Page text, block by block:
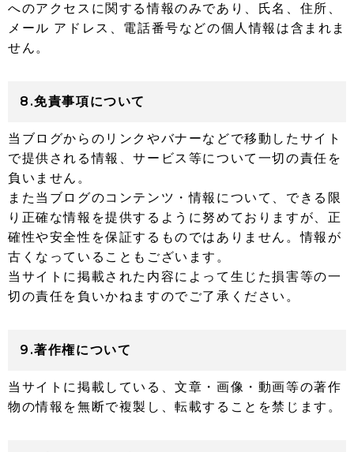
へのアクセスに関する情報のみであり、氏名、住所、
メール アドレス、電話番号などの個人情報は含まれま
せん。
8.免責事項について
当ブログからのリンクやバナーなどで移動したサイト
で提供される情報、サービス等について一切の責任を
負いません。
また当ブログのコンテンツ・情報について、できる限
り正確な情報を提供するように努めておりますが、正
確性や安全性を保証するものではありません。情報が
古くなっていることもございます。
当サイトに掲載された内容によって生じた損害等の一
切の責任を負いかねますのでご了承ください。
9.著作権について
当サイトに掲載している、文章・画像・動画等の著作
物の情報を無断で複製し、転載することを禁じます。